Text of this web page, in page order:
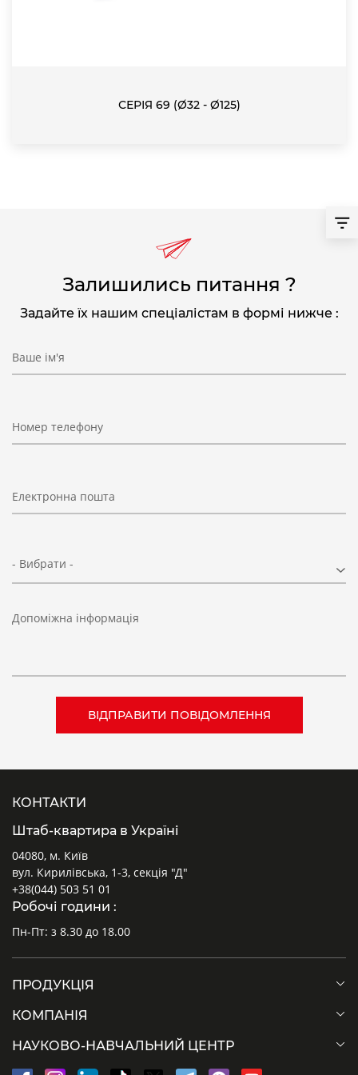
СЕРІЯ 69 (Ø32 - Ø125)
Залишились питання ?
Задайте їх нашим спеціалістам в формі нижче :
Ваше ім'я
Номер телефону
Електронна пошта
- Вибрати -
Допоміжна інформація
КОНТАКТИ
Штаб-квартира в Україні
04080, м. Київ
вул. Кирилівська, 1-3, секція "Д"
+38(044) 503 51 01
Робочі години :
Пн-Пт: з 8.30 до 18.00
ПРОДУКЦІЯ
КОМПАНІЯ
НАУКОВО-НАВЧАЛЬНИЙ ЦЕНТР